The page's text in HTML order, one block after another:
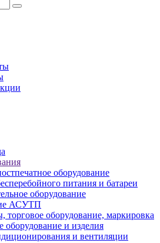
оборудование
питания и батареи
оборудование
АСУТП
торговое оборудование, маркировка
оборудование и изделия
и вентиляции